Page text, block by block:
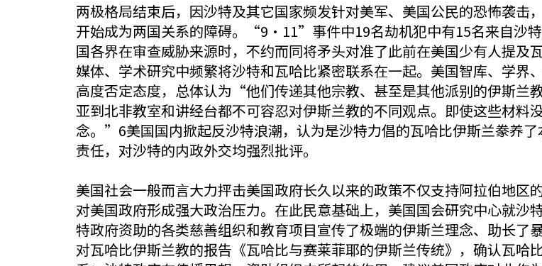
两极格局结束后，因沙特及其它国家频发针对美军、美国公民的恐怖袭击
开始成为两国关系的障碍。“9·11”事件中19名劫机犯中有15名来自沙
国各界在审查威胁来源时，不约而同将矛头对准了此前在美国少有人提及
媒体、学术研究中频繁将沙特和瓦哈比紧密联系在一起。美国智库、学
高度否定态度，总体认为“他们传递其他宗教、甚至是其他派别的伊斯兰
亚到北非教室和讲经台都不可容忍对伊斯兰教的不同观点。即使这些材料
念。”6美国国内掀起反沙特浪潮，认为是沙特力倡的瓦哈比伊斯兰豢养
责任，对沙特的内政外交均强烈批评。
美国社会一般而言大力抨击美国政府长久以来的政策不仅支持阿拉伯地
对美国政府形成强大政治压力。在此民意基础上，美国国会研究中心就
特政府资助的各类慈善组织和教育项目宣传了极端的伊斯兰理念、助长
对瓦哈比伊斯兰教的报告《瓦哈比与赛莱菲耶的伊斯兰传统》，确认瓦